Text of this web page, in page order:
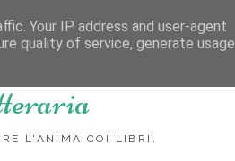
L'ANIMA COI LIBRI.
Your IP address and user-agent
quality of service, generate usage